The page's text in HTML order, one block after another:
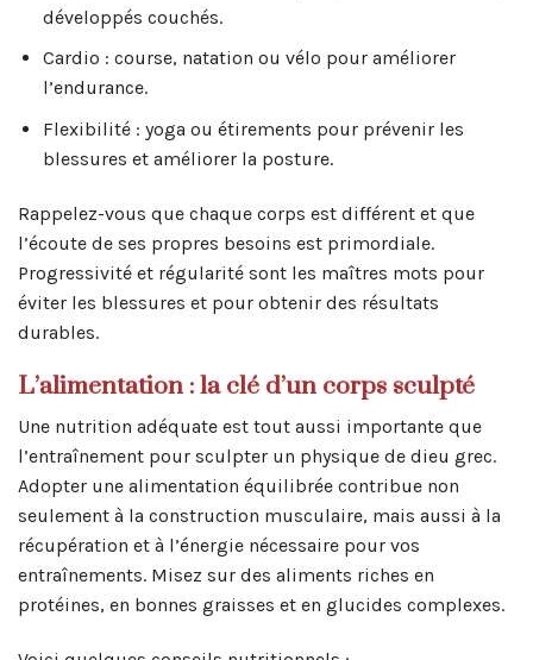
développés couchés.
Cardio : course, natation ou vélo pour améliorer
l’endurance.
Flexibilité : yoga ou étirements pour prévenir les
blessures et améliorer la posture.
Rappelez-vous que chaque corps est différent et que
l’écoute de ses propres besoins est primordiale.
Progressivité et régularité sont les maîtres mots pour
éviter les blessures et pour obtenir des résultats
durables.
L’alimentation : la clé d’un corps sculpté
Une nutrition adéquate est tout aussi importante que
l’entraînement pour sculpter un physique de dieu grec.
Adopter une alimentation équilibrée contribue non
seulement à la construction musculaire, mais aussi à la
récupération et à l’énergie nécessaire pour vos
entraînements. Misez sur des aliments riches en
protéines, en bonnes graisses et en glucides complexes.